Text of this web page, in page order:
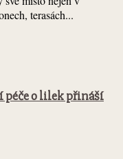
terasách...
péče o lilek přináší